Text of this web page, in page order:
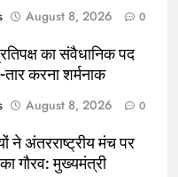
August 8, 2026 0
का संवैधानिक पद
तार करना शर्मनाक
August 8, 2026 0
ने अंतरराष्ट्रीय मंच पर
गौरव: मुख्यमंत्री